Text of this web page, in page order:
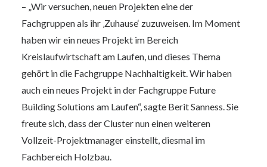
– „Wir versuchen, neuen Projekten eine der
Fachgruppen als ihr ‚Zuhause‘ zuzuweisen. Im Moment
haben wir ein neues Projekt im Bereich
Kreislaufwirtschaft am Laufen, und dieses Thema
gehört in die Fachgruppe Nachhaltigkeit. Wir haben
auch ein neues Projekt in der Fachgruppe Future
Building Solutions am Laufen“, sagte Berit Sanness. Sie
freute sich, dass der Cluster nun einen weiteren
Vollzeit-Projektmanager einstellt, diesmal im
Fachbereich Holzbau.